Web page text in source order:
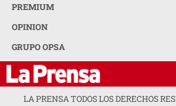
PREMIUM
OPINION
GRUPO OPSA
LA PRENSA TODOS LOS DERECHOS